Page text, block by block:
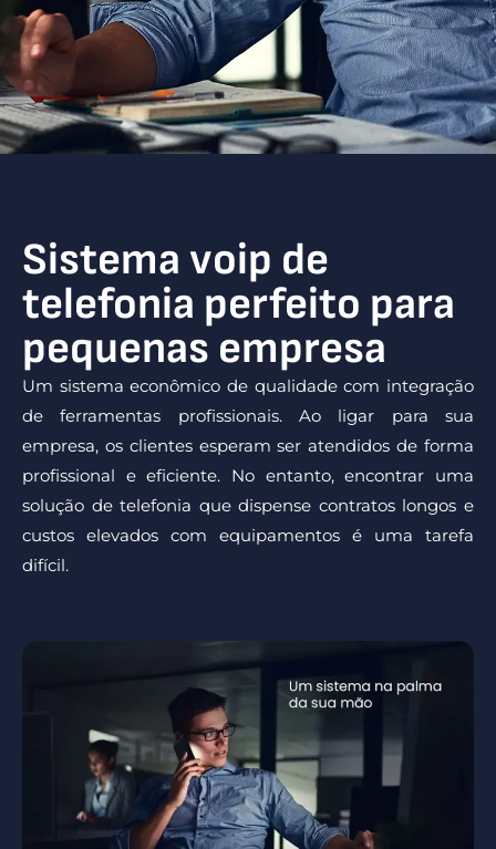
Sistema voip de
telefonia perfeito para
pequenas empresa
Um sistema econômico de qualidade com integração
de ferramentas profissionais. Ao ligar para sua
empresa, os clientes esperam ser atendidos de forma
profissional e eficiente. No entanto, encontrar uma
solução de telefonia que dispense contratos longos e
custos elevados com equipamentos é uma tarefa
difícil.